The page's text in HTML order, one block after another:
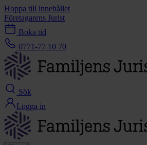
Hoppa till innehållet
Företagarens Jurist
Boka tid
0771-77 10 70
Sök
Logga in